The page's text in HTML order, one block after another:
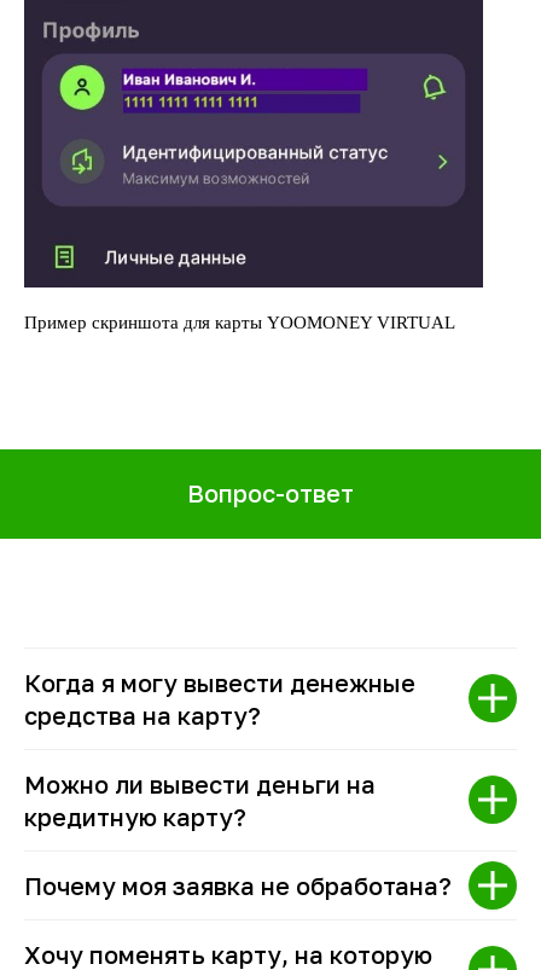
Пример скриншота для карты YOOMONEY VIRTUAL
Вопрос-ответ
Когда я могу вывести денежные
средства на карту?
Можно ли вывести деньги на
кредитную карту?
Почему моя заявка не обработана?
Хочу поменять карту, на которую